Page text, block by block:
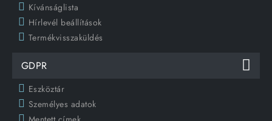
Kívánságlista
Hírlevél beállítások
Termékvisszaküldés
GDPR
Eszköztár
Személyes adatok